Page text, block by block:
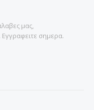
μας,
σημερα.